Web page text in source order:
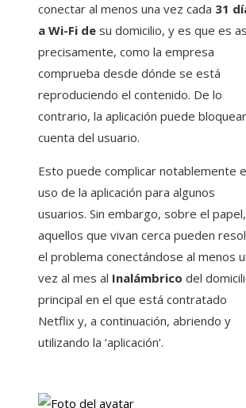
conectar al menos una vez cada 31
a Wi-Fi de su domicilio, y es que es
precisamente, como la empresa
comprueba desde dónde se está
reproduciendo el contenido. De lo
contrario, la aplicación puede
cuenta del usuario.
Esto puede complicar notablemente
uso de la aplicación para algunos
usuarios. Sin embargo, sobre el papel,
aquellos que vivan cerca pueden
el problema conectándose al menos
vez al mes al Inalámbrico del
principal en el que está contratado
Netflix y, a continuación, abriendo y
utilizando la ‘aplicación’.